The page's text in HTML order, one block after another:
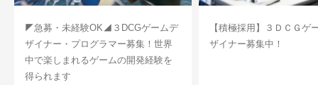
◤急募・未経験OK◢３DCGゲームデ
ザイナー・プログラマー募集！世界
中で楽しまれるゲームの開発経験を
得られます
【積極採用】３ＤＣＧゲ
ザイナー募集中！